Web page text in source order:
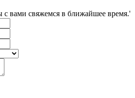
с вами свяжемся в ближайшее время.'